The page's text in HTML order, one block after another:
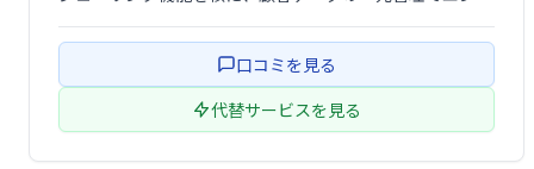
コミュニケーションチャネルを統合し、効率的な顧客接点
を促進。予約スケジュールの最適化 …
口コミを見る
代替サービスを見る